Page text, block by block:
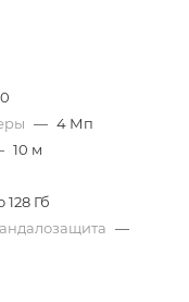
— 4 Мп
10 м
128 Гб
—